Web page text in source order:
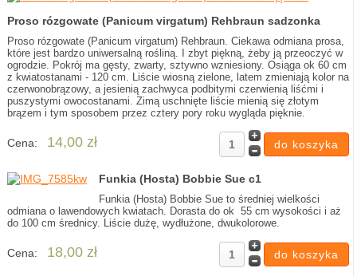
Proso rózgowate (Panicum virgatum) Rehbraun sadzonka
Proso rózgowate (Panicum virgatum) Rehbraun. Ciekawa odmiana prosa,
które jest bardzo uniwersalną rośliną. I zbyt piękną, żeby ją przeoczyć w
ogrodzie. Pokrój ma gęsty, zwarty, sztywno wzniesiony. Osiąga ok 60 cm
z kwiatostanami - 120 cm. Liście wiosną zielone, latem zmieniają kolor na
czerwonobrązowy, a jesienią zachwyca podbitymi czerwienią liśćmi i
puszystymi owocostanami. Zimą uschnięte liście mienią się złotym
brązem i tym sposobem przez cztery pory roku wygląda pięknie.
Cena: 14,00 zł
Funkia (Hosta) Bobbie Sue c1
Funkia (Hosta) Bobbie Sue to średniej wielkości
odmiana o lawendowych kwiatach. Dorasta do ok 55 cm wysokości i aż
do 100 cm średnicy. Liście dużę, wydłużone, dwukolorowe.
Cena: 18,00 zł